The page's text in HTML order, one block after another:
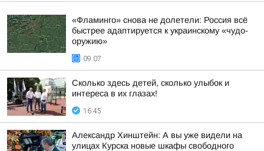
«Фламинго» снова не долетели: Россия всё
быстрее адаптируется к украинскому «чудо-
оружию»
09:07
Сколько здесь детей, сколько улыбок и
интереса в их глазах!
16:45
Александр Хинштейн: А вы уже видели на
улицах Курска новые шкафы свободного